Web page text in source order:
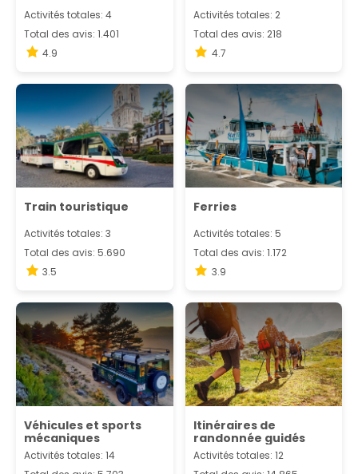
Activités totales: 4
Total des avis: 1.401
4.9
Activités totales: 2
Total des avis: 218
4.7
Train touristique
Activités totales: 3
Total des avis: 5.690
3.5
Ferries
Activités totales: 5
Total des avis: 1.172
3.9
Véhicules et sports
mécaniques
Activités totales: 14
Itinéraires de
randonnée guidés
Activités totales: 12